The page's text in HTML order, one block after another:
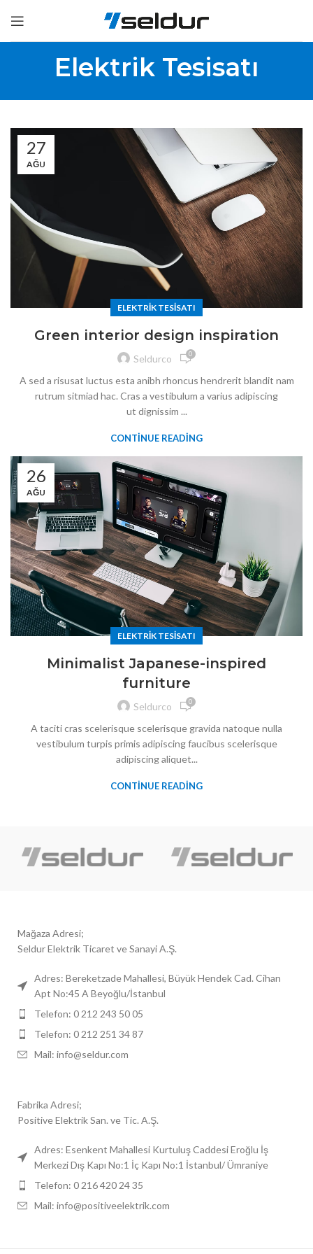
Elektrik Tesisatı
27
AĞU
ELEKTRIK TESISATI
Green interior design inspiration
Seldurco 0
A sed a risusat luctus esta anibh rhoncus hendrerit blandit nam
rutrum sitmiad hac. Cras a vestibulum a varius adipiscing
ut dignissim ...
CONTINUE READING
26
AĞU
ELEKTRIK TESISATI
Minimalist Japanese-inspired
furniture
Seldurco 0
A taciti cras scelerisque scelerisque gravida natoque nulla
vestibulum turpis primis adipiscing faucibus scelerisque
adipiscing aliquet...
CONTINUE READING
Mağaza Adresi;
Seldur Elektrik Ticaret ve Sanayi A.Ş.
Adres: Bereketzade Mahallesi, Büyük Hendek Cad. Cihan
Apt No:45 A Beyoğlu/İstanbul
Telefon: 0 212 243 50 05
Telefon: 0 212 251 34 87
Mail: info@seldur.com
Fabrika Adresi;
Positive Elektrik San. ve Tic. A.Ş.
Adres: Esenkent Mahallesi Kurtuluş Caddesi Eroğlu İş
Merkezi Dış Kapı No:1 İç Kapı No:1 İstanbul/ Ümraniye
Telefon: 0 216 420 24 35
Mail: info@positiveelektrik.com